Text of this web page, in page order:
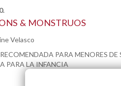
& MONSTRUOS
Velasco
PARA MENORES
PARA LA INFANCIA